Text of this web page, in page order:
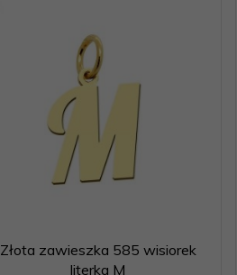
Złota zawieszka 585 wisiorek
literka M